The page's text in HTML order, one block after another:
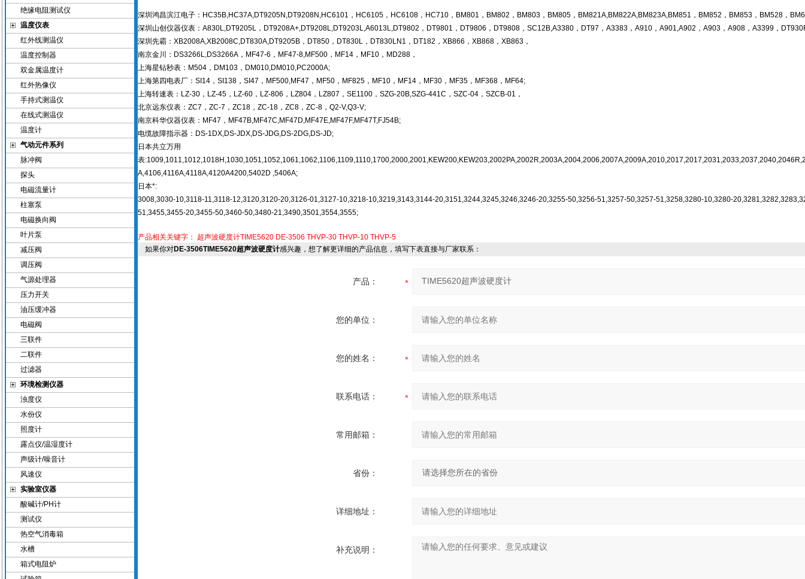
绝缘电阻测试仪
温度仪表
红外线测温仪
温度控制器
双金属温度计
红外热像仪
手持式测温仪
在线式测温仪
温度计
气动元件系列
脉冲阀
探头
电磁流量计
柱塞泵
电磁换向阀
叶片泵
减压阀
调压阀
气源处理器
压力开关
油压缓冲器
电磁阀
三联件
二联件
过滤器
环境检测仪器
浊度仪
水份仪
照度计
露点仪/温湿度计
声级计/噪音计
风速仪
实验室仪器
酸碱计/PH计
测试仪
热空气消毒箱
水槽
箱式电阻炉
深圳鸿昌滨江电子：HC35B,HC37A,DT9205N,DT9208N,HC6101，HC6105，HC6108，HC710，BM801，BM802，BM803，BM805，BM821A,BM822A,BM823A,BM851，BM852，BM853，BM528，
深圳山创仪器仪表：A830L,DT9205L，DT9208A+,DT9208L,DT9203L,A6013L,DT9802，DT9801，DT9806，DT9808，SC12B,A3380，DT97，A3383，A910，A901,A902，A903，A908，A3399，
深圳先霸：XB2008A,XB2008C,DT830A,DT9205B，DT850，DT830L，DT830LN1，DT182，XB866，XB868，XB863，
南京金川：DS3266L,DS3266A，MF47-6，MF47-8,MF500，MF14，MF10，MD288，
上海星钻秒表：M504，DM103，DM010,DM010,PC2000A;
上海第四电表厂：SI14，SI138，SI47，MF500,MF47，MF50，MF825，MF10，MF14，MF30，MF35，MF368，MF64;
上海转速表：LZ-30，LZ-45，LZ-60，LZ-806，LZ804，LZ807，SE1100，SZG-20B,SZG-441C，SZC-04，SZCB-01，
北京远东仪表：ZC7，ZC-7，ZC18，ZC-18，ZC8，ZC-8，Q2-V,Q3-V;
南京科华仪器仪表：MF47，MF47B,MF47C,MF47D,MF47E,MF47F,MF47T,FJ54B;
电缆故障指示器：DS-1DX,DS-JDX,DS-JDG,DS-2DG,DS-JD;
日本共立万用
表
A,4106,4116A,4118A,4120A4200,5402D ,5406A;
日本*:
3008,3030-10,3118-11,3118-12,3120,3120-20,3126-01,3127-10,3218-10,3219,3143,3144-20,3151,3244,3245,3246,3246-20,3255-50,3256-51,3257-50,3257-51,3258,3280-10,3280-
51,3455,3455-20,3455-50,3460-50,3480-21,3490,3501,3554,3555;
产品相关关键字： 超声波硬度计TIME5620 DE-3506 THVP-30 THVP-10 THVP-5
如果你对DE-3506TIME5620超声波硬度计感兴趣，想了解更详细的产品信息，填写下表直接与厂家联系：
产品：
您的单位：
您的姓名：
联系电话：
常用邮箱：
省份：
详细地址：
补充说明：